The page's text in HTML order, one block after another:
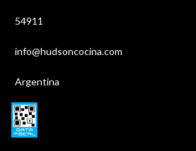
54911
info@hudsoncocina.com
Argentina